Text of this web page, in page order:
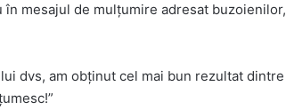
mesajul de mulțumire adresat buzoienilor,
dvs, am obținut cel mai bun rezultat dintre